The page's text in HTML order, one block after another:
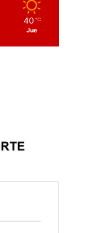
40 ℃
Jue